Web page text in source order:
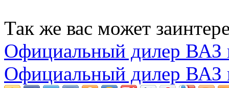
Так же вас может
Официальный дилер ВАЗ
Официальный дилер ВАЗ